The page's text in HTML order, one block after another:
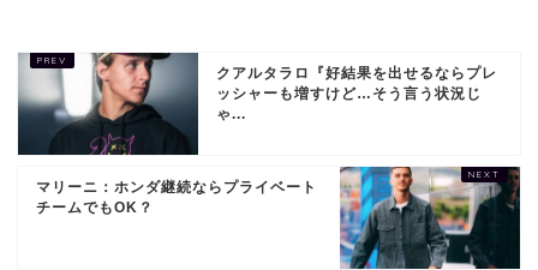
クアルタラロ『好結果を出せるならプレ
ッシャーも増すけど…そう言う状況じ
ゃ...
マリーニ：ホンダ継続ならプライベート
チームでもOK？